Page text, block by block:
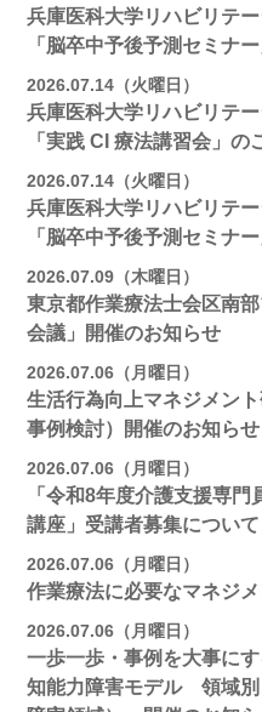
兵庫医科大学リハビリテ
「脳卒中予後予測セミナ
2026.07.14（火曜日）
兵庫医科大学リハビリテ
「実践 CI 療法講習会」の
2026.07.14（火曜日）
兵庫医科大学リハビリテ
「脳卒中予後予測セミナ
2026.07.09（木曜日）
東京都作業療法士会区南
会議」開催のお知らせ
2026.07.06（月曜日）
生活行為向上マネジメン
事例検討）開催のお知らせ
2026.07.06（月曜日）
「令和8年度介護支援専
講座」受講者募集について
2026.07.06（月曜日）
作業療法に必要なマネジ
2026.07.06（月曜日）
一歩一歩・事例を大事に
知能力障害モデル 領域別